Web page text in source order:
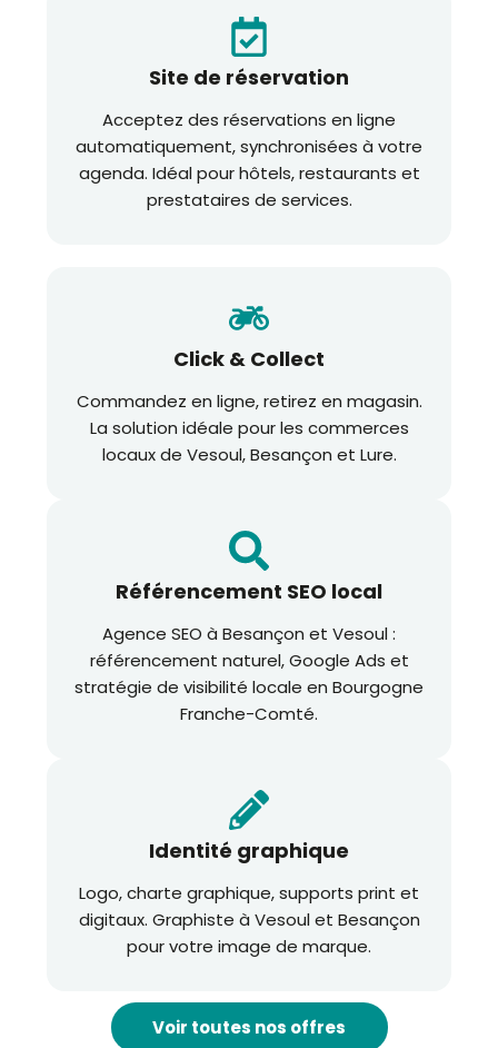
Site de réservation
Acceptez des réservations en ligne
automatiquement, synchronisées à votre
agenda. Idéal pour hôtels, restaurants et
prestataires de services.
Click & Collect
Commandez en ligne, retirez en magasin.
La solution idéale pour les commerces
locaux de Vesoul, Besançon et Lure.
Référencement SEO local
Agence SEO à Besançon et Vesoul :
référencement naturel, Google Ads et
stratégie de visibilité locale en Bourgogne
Franche-Comté.
Identité graphique
Logo, charte graphique, supports print et
digitaux. Graphiste à Vesoul et Besançon
pour votre image de marque.
Voir toutes nos offres